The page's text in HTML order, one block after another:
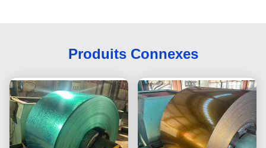
Produits Connexes